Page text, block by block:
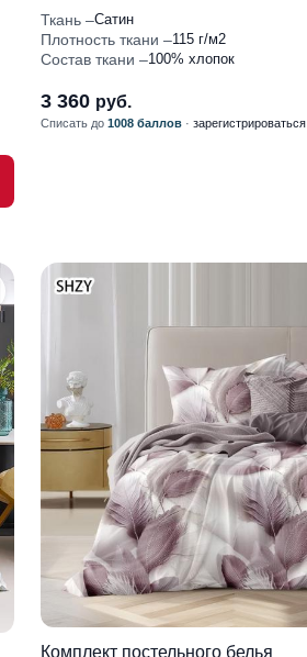
Ткань Сатин
Плотность ткани 115 г/м2
Состав ткани 100% хлопок
3 360 руб.
Списать до 1008 баллов· зарегистрироваться
Комплект постельного белья